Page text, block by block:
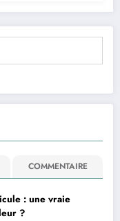
COMMENTAIRE
: une vraie
?